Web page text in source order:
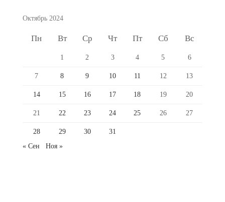
Октябрь 2024
Пн Вт Ср Чт Пт Сб Вс
1 2 3 4 5 6
7 8 9 10 11 12 13
14 15 16 17 18 19 20
21 22 23 24 25 26 27
28 29 30
31
« Сен
Ноя »